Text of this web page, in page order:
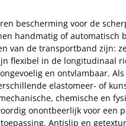
bescherming voor de
handmatig of automatisch
van de transportband zijn:
flexibel in de longitudinaal
en ontvlambaar.
elastomeer- of
chemische en
onontbeerlijk voor een
Antislip en